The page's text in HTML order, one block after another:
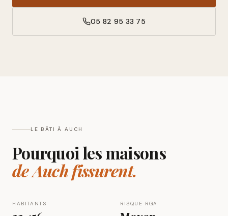
05 82 95 33 75
LE BÂTI À AUCH
Pourquoi les maisons
deAuchfissurent.
HABITANTS RISQUE RGA